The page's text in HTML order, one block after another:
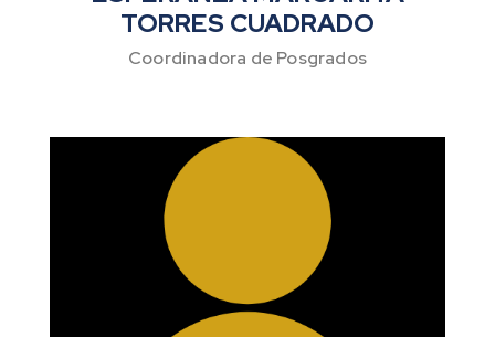
TORRES CUADRADO
Coordinadora de Posgrados